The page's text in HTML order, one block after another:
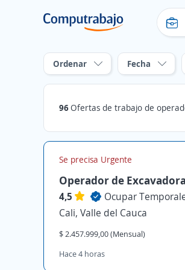
Ordenar Fecha
96Ofertas de trabajo de operador de maquinaria
Se precisa Urgente
Operador de
4,5
Ocupar
Cali, Valle del Cauca
$ 2.457.999,00 (Mensual)
Hace 4 horas